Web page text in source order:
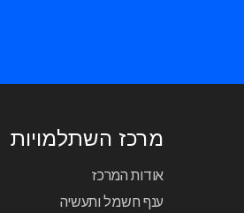
מרכז השתלמויות
אודות המרכז
ענף חשמל ותעשיה